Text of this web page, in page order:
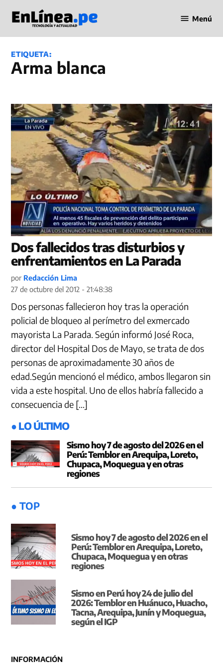
contenido
en Línea
Menú
ETIQUETA:
Arma blanca
Dos fallecidos tras disturbios y
enfrentamientos en La Parada
por Redacción Lima
27 de octubre del 2012 - 21:48:38
Dos personas fallecieron hoy tras la operación
policial de bloqueo al perímetro del exmercado
mayorista La Parada. Según informó José Roca,
director del Hospital Dos de Mayo, se trata de dos
personas de aproximadamente 30 años de
edad.Según mencionó el médico, ambos llegaron sin
vida a este hospital. Uno de ellos habría fallecido a
consecuencia de […]
● LO ÚLTIMO
Sismo hoy 7 de agosto del 2026 en el
Perú: Temblor en Arequipa, Loreto,
Chupaca, Moquegua y en otras
regiones
● TOP
Sismo hoy 7 de agosto del 2026 en el
Perú: Temblor en Arequipa, Loreto,
Chupaca, Moquegua y en otras
regiones
Sismo en Perú hoy 24 de julio del
2026: Temblor en Huánuco, Huacho,
Tacna, Arequipa, Junín y Moquegua,
según el IGP
INFORMACIÓN